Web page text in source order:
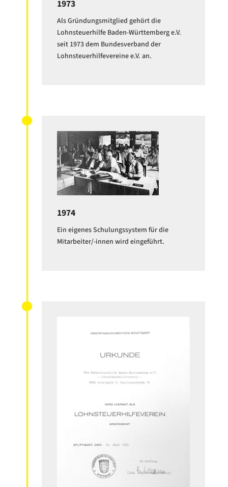
1973
Als Gründungsmitglied gehört die
Lohnsteuerhilfe Baden-Württemberg e.V.
seit 1973 dem Bundesverband der
Lohnsteuerhilfevereine e.V. an.
1974
Ein eigenes Schulungssystem für die
Mitarbeiter/-innen wird eingeführt.